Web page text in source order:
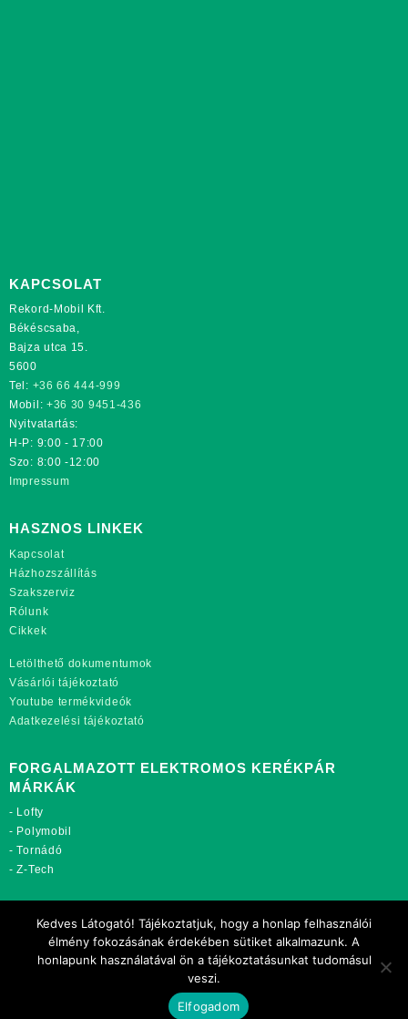
KAPCSOLAT
Rekord-Mobil Kft.
Békéscsaba,
Bajza utca 15.
5600
Tel: +36 66 444-999
Mobil: +36 30 9451-436
Nyitvatartás:
H-P: 9:00 - 17:00
Szo: 8:00 -12:00
Impressum
HASZNOS LINKEK
Kapcsolat
Házhozszállítás
Szakszerviz
Rólunk
Cikkek
Letölthető dokumentumok
Vásárlói tájékoztató
Youtube termékvideók
Adatkezelési tájékoztató
FORGALMAZOTT ELEKTROMOS KERÉKPÁR
MÁRKÁK
- Lofty
- Polymobil
-Tornádó
-Z-Tech
rekordmobil.hu
rekordmotor.hu
motorkerekparalkatreszek.hu
Copyright 2021 Rekord-Mobil Kft.
Kedves Látogató! Tájékoztatjuk, hogy a honlap felhasználói
élmény fokozásának érdekében sütiket alkalmazunk. A
honlapunk használatával ön a tájékoztatásunkat tudomásul
veszi.
Elfogadom